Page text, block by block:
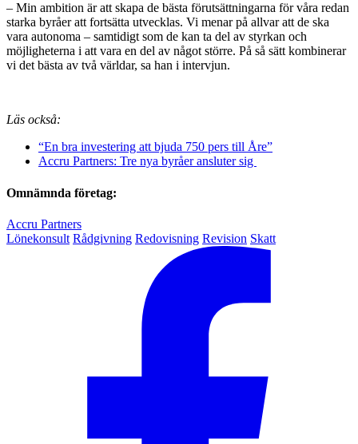
– Min ambition är att skapa de bästa förutsättningarna för våra redan
starka byråer att fortsätta utvecklas. Vi menar på allvar att de ska
vara autonoma – samtidigt som de kan ta del av styrkan och
möjligheterna i att vara en del av något större. På så sätt kombinerar
vi det bästa av två världar, sa han i intervjun.
Läs också:
“En bra investering att bjuda 750 pers till Åre”
Accru Partners: Tre nya byråer ansluter sig
Omnämnda företag:
Accru Partners
Lönekonsult Rådgivning Redovisning Revision Skatt